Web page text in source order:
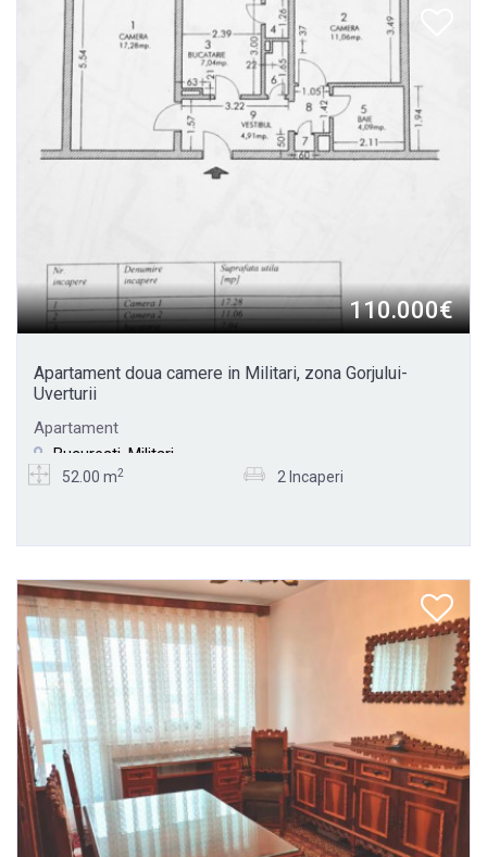
110.000€
Apartament doua camere in Militari, zona Gorjului-
Uverturii
Apartament
Bucuresti, Militari
52.00 m2 2 Incaperi